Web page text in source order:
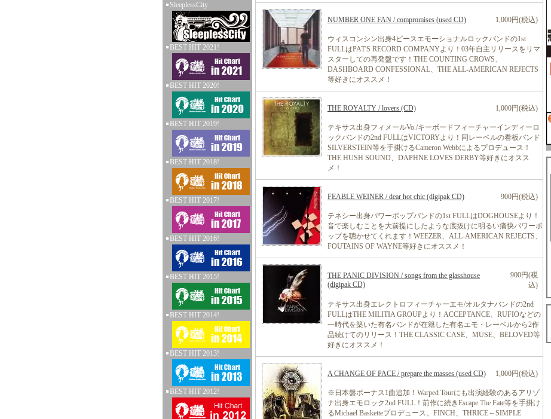
SleeplessCity
BEST HIT 2021!
BEST HIT 2020!
BEST HIT 2019!
BEST HIT 2018!
BEST HIT 2017!
BEST HIT 2016!
BEST HIT 2015!
BEST HIT 2014!
BEST HIT 2013!
BEST HIT 2012!
NUMBER ONE FAN / compromises (used CD) 1,000円(税込)
ウィスコンシン出身4ピースエモーショナルロックバンドの1st
FULLはPAT'S RECORD COMPANYより！03年自主リリースをリマ
スターしての再発盤です！THE COUNTING CROWS、
DASHBOARD CONFESSIONAL、THE ALL-AMERICAN REJECTS
等好きにオススメ！
THE ROYALTY / lovers (CD) 1,000円(税込)
テキサス出身フィメールVo./キーボードフィーチャーインディーロ
ックバンドの2nd FULLはVICTORYより！同レーベルの看板バンド
SILVERSTEIN等を手掛けるCameron Webbによるプロデュース！
THE HUSH SOUND、DAPHNE LOVES DERBY等好きにオスス
メ！
FEABLE WEINER / dear hot chic (digipak CD) 900円(税込)
テネシー出身パワーポップバンドの1st FULLはDOGHOUSEより！
音で楽しむことを大前提にしたような底抜けに明るい痛快パワーポ
ップを聴かせてくれます！WEEZER、ALL-AMERICAN REJECTS、
FOUTAINS OF WAYNE等好きにオススメ！
THE PANIC DIVISION / songs from the glasshouse
(digipak CD)
900円(税
込)
テキサス出身エレクトロフィーチャーエモ/オルタナバンドの2nd
FULLはTHE MILITIA GROUPより！ACCEPTANCE、RUFIOなどの
一時代を築いた有名バンドが在籍した有名エモ・レーベルから2作
品続けてのリリース！THE CLASSIC CASE、MUSE、BELOVED等
好きにオススメ！
A CHANGE OF PACE / prepare the masses (used CD) 1,000円(税込)
※日本盤ボーナス1曲追加！Warped Tourにも出演経験のあるアリゾ
ナ出身エモロック2nd FULL！前作に続きEscape The Fate等を手掛け
るMichael Basketteプロデュース。FINCH、THRICE～SIMPLE